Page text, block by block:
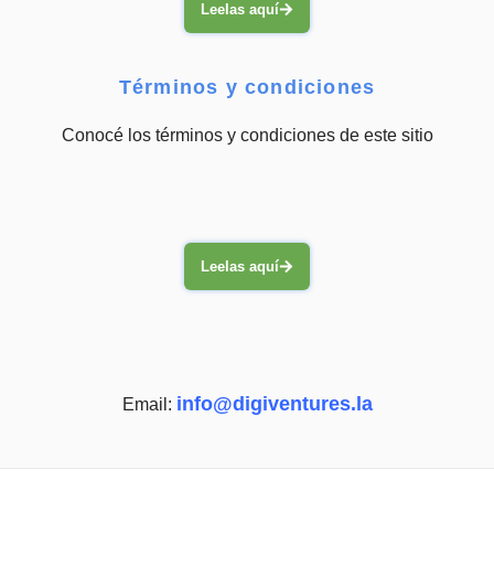
Leelas aquí
Términos y condiciones
Conocé los términos y condiciones de este sitio
Leelas aquí
Email: info@digiventures.la